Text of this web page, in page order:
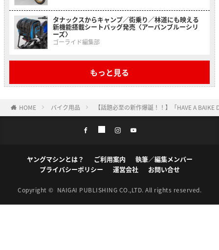
タナックスからキャンプ／街乗り／林道にも映える
新機能搭載シートバッグ発売〈アーバンブルーシリ
ーズ〉
ゴーライド編集部
もっと見る
HOME バイク用品 【話題必至の新作爆誕！！】「HAVE A
ヤングマシンとは？ ご利用案内
執筆／編集メンバー
プライバシーポリシー
運営会社 お問い合せ
Copyright © NAIGAI PUBLISHING CO.,LTD. All rights reserved.